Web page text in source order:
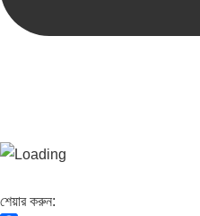
শেয়ার করুন: